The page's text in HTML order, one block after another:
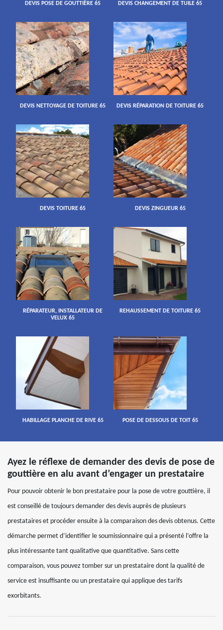
DEVIS POSE DE GOUTTIÈRE 65 DEVIS CHANGEMENT DE TUILE 65
DEVIS NETTOYAGE DE TOITURE 65 DEVIS RÉPARATION DE TOITURE 65
DEVIS TOITURE 65 DEVIS ZINGUEUR 65
RÉPARATEUR, INSTALLATEUR DE
VELUX 65
REHAUSSEMENT DE TOITURE 65
HABILLAGE PLANCHE DE RIVE 65 POSE DE DESSOUS DE TOIT 65
Ayez le réflexe de demander des devis de pose de
gouttière en alu avant d’engager un prestataire
Pour pouvoir obtenir le bon prestataire pour la pose de votre gouttière, il
est conseillé de toujours demander des devis auprès de plusieurs
prestataires et procéder ensuite à la comparaison des devis obtenus. Cette
démarche permet d’identifier le soumissionnaire qui a présenté l’offre la
plus intéressante tant qualitative que quantitative. Sans cette
comparaison, vous pouvez tomber sur un prestataire dont la qualité de
service est insuffisante ou un prestataire qui applique des tarifs
exorbitants.